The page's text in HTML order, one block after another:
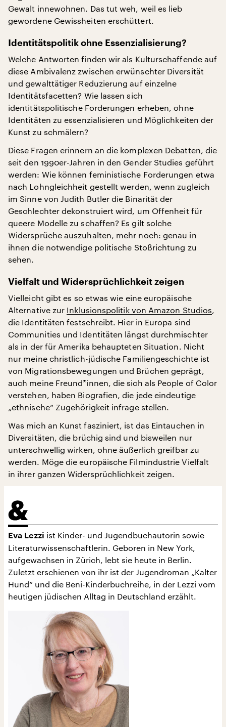
Gewalt innewohnen. Das tut weh, weil es lieb
gewordene Gewissheiten erschüttert.
Identitätspolitik ohne Essenzialisierung?
Welche Antworten finden wir als Kulturschaffende auf
diese Ambivalenz zwischen erwünschter Diversität
und gewalttätiger Reduzierung auf einzelne
Identitätsfacetten? Wie lassen sich
identitätspolitische Forderungen erheben, ohne
Identitäten zu essenzialisieren und Möglichkeiten der
Kunst zu schmälern?
Diese Fragen erinnern an die komplexen Debatten, die
seit den 1990er-Jahren in den Gender Studies geführt
werden: Wie können feministische Forderungen etwa
nach Lohngleichheit gestellt werden, wenn zugleich
im Sinne von Judith Butler die Binarität der
Geschlechter dekonstruiert wird, um Offenheit für
queere Modelle zu schaffen? Es gilt solche
Widersprüche auszuhalten, mehr noch: genau in
ihnen die notwendige politische Stoßrichtung zu
sehen.
Vielfalt und Widersprüchlichkeit zeigen
Vielleicht gibt es so etwas wie eine europäische
Alternative zur Inklusionspolitik von Amazon Studios,
die Identitäten festschreibt. Hier in Europa sind
Communities und Identitäten längst durchmischter
als in der für Amerika behaupteten Situation. Nicht
nur meine christlich-jüdische Familiengeschichte ist
von Migrationsbewegungen und Brüchen geprägt,
auch meine Freund*innen, die sich als People of Color
verstehen, haben Biografien, die jede eindeutige
„ethnische“ Zugehörigkeit infrage stellen.
Was mich an Kunst fasziniert, ist das Eintauchen in
Diversitäten, die brüchig sind und bisweilen nur
unterschwellig wirken, ohne äußerlich greifbar zu
werden. Möge die europäische Filmindustrie Vielfalt
in ihrer ganzen Widersprüchlichkeit zeigen.
Eva Lezzi ist Kinder- und Jugendbuchautorin sowie
Literaturwissenschaftlerin. Geboren in New York,
aufgewachsen in Zürich, lebt sie heute in Berlin.
Zuletzt erschienen von ihr ist der Jugendroman „Kalter
Hund“ und die Beni-Kinderbuchreihe, in der Lezzi vom
heutigen jüdischen Alltag in Deutschland erzählt.